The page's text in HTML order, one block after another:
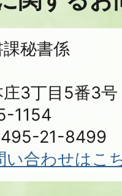
秘書係
3丁目5番3号
1154
21-8499
い合わせはこ